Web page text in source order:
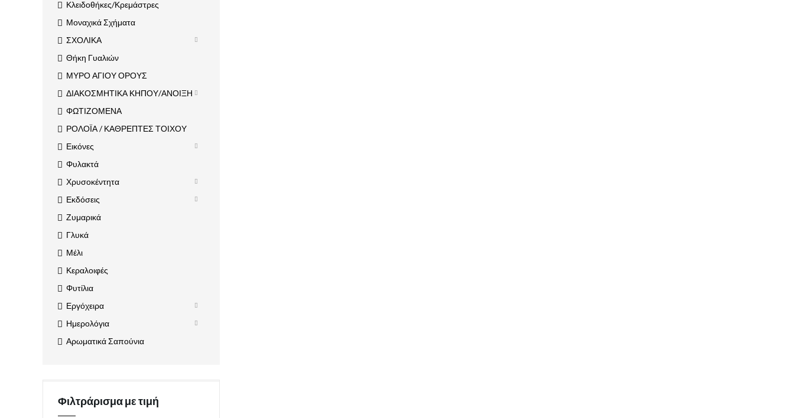
Κλειδοθήκες/Κρεμάστρες
Μοναχικά Σχήματα
ΣΧΟΛΙΚΑ
Θήκη Γυαλιών
ΜΥΡΟ ΑΓΙΟΥ ΟΡΟΥΣ
ΔΙΑΚΟΣΜΗΤΙΚΑ ΚΗΠΟΥ/ΑΝΟΙΞΗ
ΦΩΤΙΖΟΜΕΝΑ
ΡΟΛΟΪΑ / ΚΑΘΡΕΠΤΕΣ ΤΟΙΧΟΥ
Εικόνες
Φυλακτά
Χρυσοκέντητα
Εκδόσεις
Ζυμαρικά
Γλυκά
Μέλι
Κεραλοιφές
Φυτίλια
Εργόχειρα
Ημερολόγια
Αρωματικά Σαπούνια
Φιλτράρισμα με τιμή